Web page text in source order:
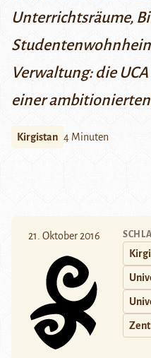
Unterrichtsräume,
Verwaltung: die
einer
Kirgistan 4 Minuten
21. Oktober 2016